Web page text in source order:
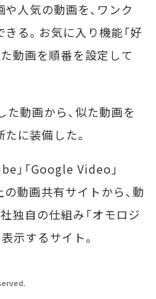
人気の動画を、ワンク
る。お気に入り機能「好
動画を順番を設定して
た動画から、似た動画を
に装備した。
」「Google Video」
動画共有サイトから、動
独自の仕組み「オモロジ
示するサイト。